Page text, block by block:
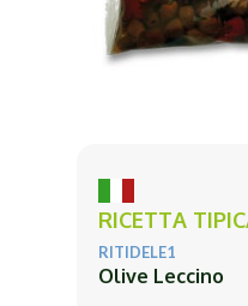
RICETTA
RITIDELE1
Olive Leccino